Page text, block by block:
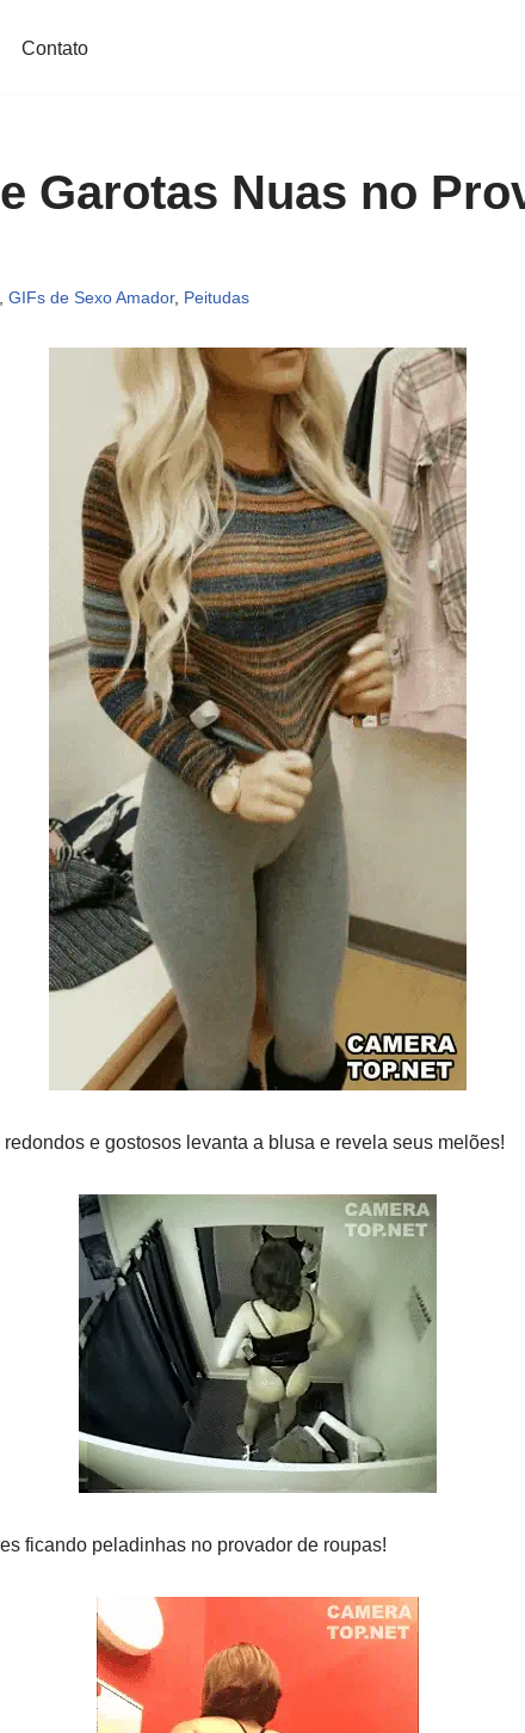
Contato
Garotas Nuas no
GIFs de Sexo Amador, Peitudas
e gostosos levanta a blusa e revela seus melões!
ficando peladinhas no provador de roupas!